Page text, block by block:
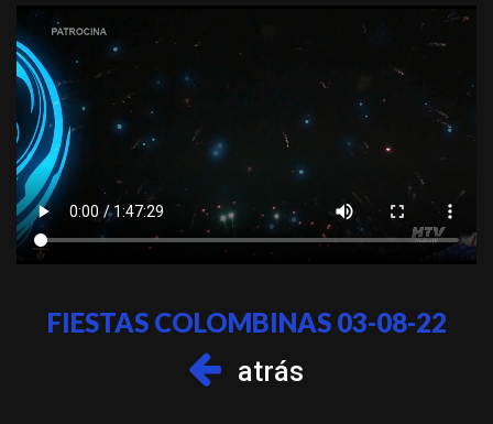
FIESTAS COLOMBINAS 03-08-22
atrás